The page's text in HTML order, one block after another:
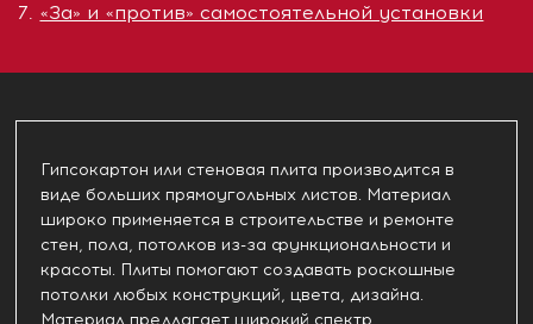
«За» и «против» самостоятельной установки
Гипсокартон или стеновая плита производится в
виде больших прямоугольных листов. Материал
широко применяется в строительстве и ремонте
стен, пола, потолков из-за функциональности и
красоты. Плиты помогают создавать роскошные
потолки любых конструкций, цвета, дизайна.
Материал предлагает широкий спектр